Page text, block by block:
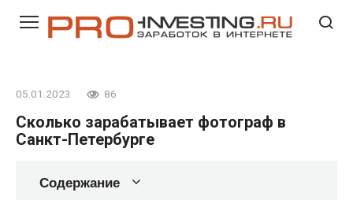
05.01.2023 86
Сколько зарабатывает фотограф в
Санкт-Петербурге
Содержание